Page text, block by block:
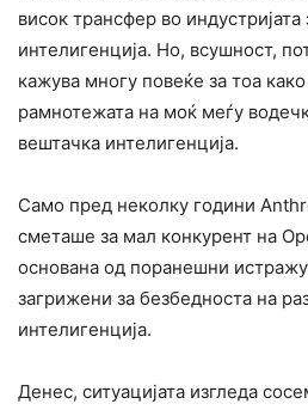
висок трансфер во индустријата
интелигенција. Но, всушност,
кажува многу повеќе за тоа
рамнотежата на моќ меѓу
вештачка интелигенција.
Само пред неколку години
сметаше за мал конкурент на
основана од поранешни
загрижени за безбедноста на
интелигенција.
Денес, ситуацијата изгледа